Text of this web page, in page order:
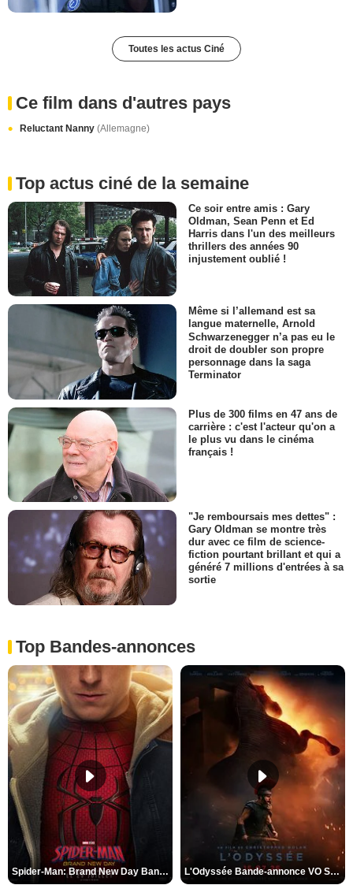
Toutes les actus Ciné
Ce film dans d'autres pays
Reluctant Nanny (Allemagne)
Top actus ciné de la semaine
Ce soir entre amis : Gary
Oldman, Sean Penn et Ed
Harris dans l'un des meilleurs
thrillers des années 90
injustement oublié !
Même si l’allemand est sa
langue maternelle, Arnold
Schwarzenegger n’a pas eu le
droit de doubler son propre
personnage dans la saga
Terminator
Plus de 300 films en 47 ans de
carrière : c'est l'acteur qu'on a
le plus vu dans le cinéma
français !
"Je remboursais mes dettes" :
Gary Oldman se montre très
dur avec ce film de science-
fiction pourtant brillant et qui a
généré 7 millions d'entrées à sa
sortie
Top Bandes-annonces
Spider-Man: Brand New Day Bande-annonce VO STFR L'Odyssée Bande-annonce VO STFR